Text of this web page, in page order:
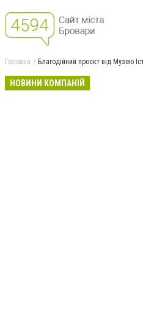
Головна Благодійний проєкт від Музею
НОВИНИ КОМПАНІЙ